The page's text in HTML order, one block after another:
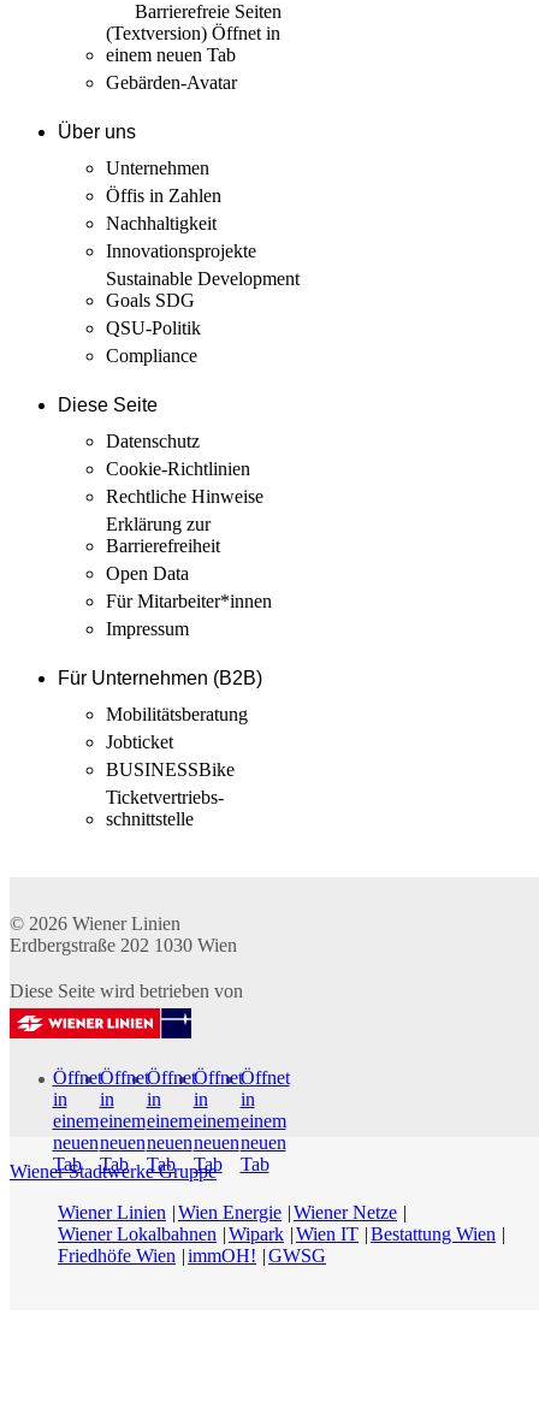
Barrierefreie Seiten
(Textversion) Öffnet in
einem neuen Tab
Gebärden-Avatar
Über uns
Unternehmen
Öffis in Zahlen
Nachhaltigkeit
Innovations­projekte
Sustainable Development
Goals SDG
QSU-Politik
Compliance
Diese Seite
Datenschutz
Cookie-Richtlinien
Rechtliche Hinweise
Erklärung zur
Barrierefreiheit
Open Data
Für Mitarbeiter­*innen
Impressum
Für Unternehmen (B2B)
Mobilitäts­beratung
Jobticket
BUSINESSBike
Ticketvertriebs­
schnittstelle
© 2026 Wiener Linien
Erdbergstraße 202 1030 Wien
Diese Seite wird betrieben von
Öffnet
in
einem
neuen
Tab
Öffnet
in
einem
neuen
Tab
Öffnet
in
einem
neuen
Tab
Öffnet
in
einem
neuen
Tab
Öffnet
in
einem
neuen
Tab
Wiener Stadtwerke Gruppe
Wiener Linien
Wien Energie Wiener Netze
Wiener Lokalbahnen
Wipark Wien IT Bestattung Wien
Friedhöfe Wien
immOH! GWSG